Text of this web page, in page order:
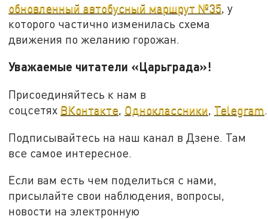
обновленный автобусный маршрут №35, у
которого частично изменилась схема
движения по желанию горожан.
Уважаемые читатели «Царьграда»!
Присоединяйтесь к нам в
соцсетях ВКонтакте, Одноклассники, Telegram.
Подписывайтесь на наш канал в Дзене. Там
все самое интересное.
Если вам есть чем поделиться с нами,
присылайте свои наблюдения, вопросы,
новости на электронную